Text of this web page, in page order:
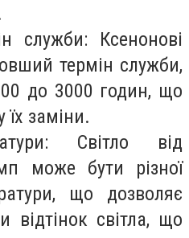
служби: Ксенонові
термін служби,
до 3000 годин, що
їх заміни.
Світло від
може бути різної
що дозволяє
відтінок світла, що